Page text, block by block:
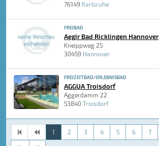
76149 Karlsruhe
FREIBAD
Aegir Bad Ricklingen Hannover
Kneippweg 25
30459 Hannover
FREIZEITBAD/ERLEBNISBAD
AGGUA Troisdorf
Aggerdamm 22
53840 Troisdorf
1 2 3 4 5 6 7